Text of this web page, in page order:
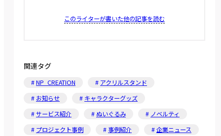
このライターが書いた他の記事を読む
関連タグ
NP_CREATION
アクリルスタンド
お知らせ
キャラクターグッズ
サービス紹介
ぬいぐるみ
ノベルティ
プロジェクト事例
事例紹介
企業ニュース